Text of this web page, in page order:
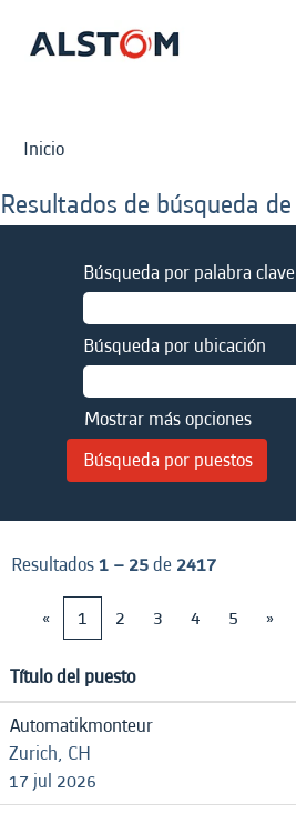
Inicio
Resultados de búsqueda de
Búsqueda por palabra clave
Búsqueda por ubicación
Mostrar más opciones
Resultados1 – 25de 2417
«
1 2 3 4 5 »
Título del puesto
Automatikmonteur
Zurich, CH
17 jul 2026